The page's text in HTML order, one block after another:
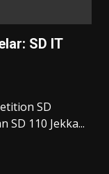
SD IT
SD
SD 110 Jekka...